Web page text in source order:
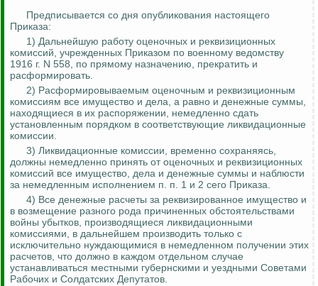
Предписывается со дня опубликования настоящего
Приказа:
1) Дальнейшую работу оценочных и реквизиционных
комиссий, учрежденных Приказом по военному ведомству
1916 г. N 558, по прямому назначению, прекратить и
расформировать.
2) Расформировываемым оценочным и реквизиционным
комиссиям все имущество и дела, а равно и денежные суммы,
находящиеся в их распоряжении, немедленно сдать
установленным порядком в соответствующие ликвидационные
комиссии.
3) Ликвидационные комиссии, временно сохраняясь,
должны немедленно принять от оценочных и реквизиционных
комиссий все имущество, дела и денежные суммы и наблюсти
за немедленным исполнением п. п. 1 и 2 сего Приказа.
4) Все денежные расчеты за реквизированное имущество и
в возмещение разного рода причиненных обстоятельствами
войны убытков, производящиеся ликвидационными
комиссиями, в дальнейшем производить только с
исключительно нуждающимися в немедленном получении этих
расчетов, что должно в каждом отдельном случае
устанавливаться местными губернскими и уездными Советами
Рабочих и Солдатских Депутатов.